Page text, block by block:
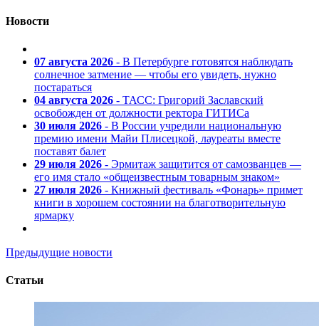
Новости
07 августа 2026 - В Петербурге готовятся наблюдать
солнечное затмение — чтобы его увидеть, нужно
постараться
04 августа 2026 - ТАСС: Григорий Заславский
освобожден от должности ректора ГИТИСа
30 июля 2026 - В России учредили национальную
премию имени Майи Плисецкой, лауреаты вместе
поставят балет
29 июля 2026 - Эрмитаж защитится от самозванцев —
его имя стало «общеизвестным товарным знаком»
27 июля 2026 - Книжный фестиваль «Фонарь» примет
книги в хорошем состоянии на благотворительную
ярмарку
Предыдущие новости
Статьи